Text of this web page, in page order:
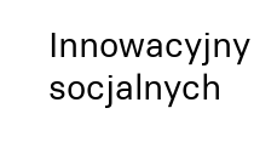
socjalnych